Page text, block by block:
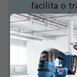
facilita o
permitindo